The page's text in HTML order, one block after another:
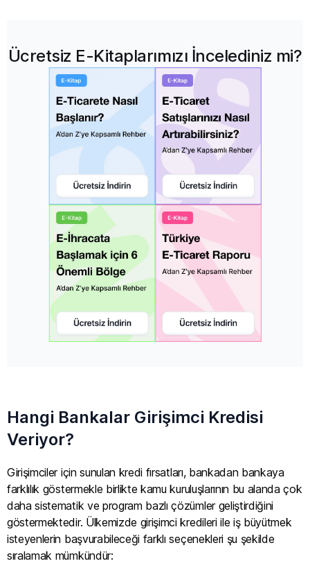
Ücretsiz E-Kitaplarımızı İncelediniz mi?
Hangi Bankalar Girişimci Kredisi
Veriyor?
Girişimciler için sunulan kredi fırsatları, bankadan bankaya
farklılık göstermekle birlikte kamu kuruluşlarının bu alanda çok
daha sistematik ve program bazlı çözümler geliştirdiğini
göstermektedir. Ülkemizde girişimci kredileri ile iş büyütmek
isteyenlerin başvurabileceği farklı seçenekleri şu şekilde
sıralamak mümkündür: